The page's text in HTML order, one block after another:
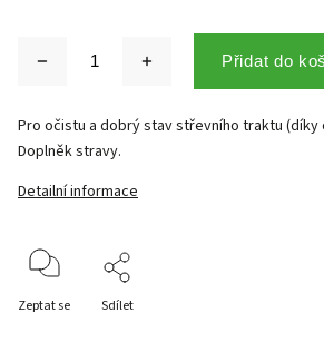
Přidat do
Pro očistu a dobrý stav střevního traktu (díky
Doplněk stravy.
Detailní informace
Zeptat se Sdílet